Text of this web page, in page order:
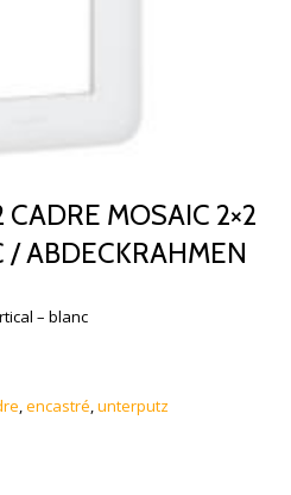
MOSAIC 2×2
ABDECKRAHMEN
– blanc
,encastré,unterputz